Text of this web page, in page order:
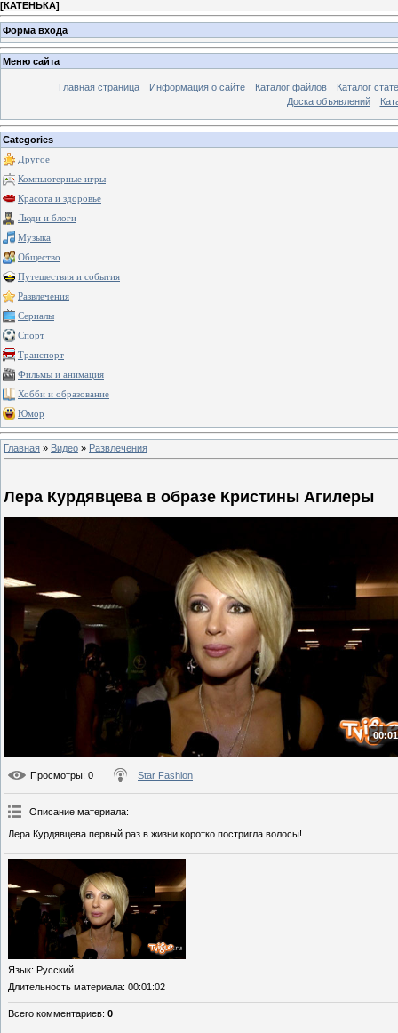
[КАТЕНЬКА]
Форма входа
Меню сайта
Главная страница Информация о сайте Каталог файлов
Каталог
Доска объявлений
Categories
Другое
Компьютерные игры
Красота и здоровье
Люди и блоги
Музыка
Общество
Путешествия и события
Развлечения
Сериалы
Спорт
Транспорт
Фильмы и анимация
Хобби и образование
Юмор
Главная » Видео » Развлечения
Лера Курдявцева в образе Кристины Агилеры
Просмотры: 0 Star Fashion
Описание материала:
Лера Курдявцева первый раз в жизни коротко постригла волосы!
Язык: Русский
Длительность материала: 00:01:02
Всего комментариев: 0